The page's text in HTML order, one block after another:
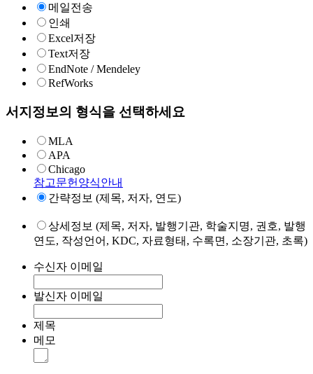
메일전송
인쇄
Excel저장
Text저장
EndNote / Mendeley
RefWorks
서지정보의 형식을 선택하세요
MLA
APA
Chicago
참고문헌양식안내
간략정보 (제목, 저자, 연도)
상세정보 (제목, 저자, 발행기관, 학술지명, 권호, 발행
연도, 작성언어, KDC, 자료형태, 수록면, 소장기관, 초록)
수신자 이메일
발신자 이메일
제목
메모